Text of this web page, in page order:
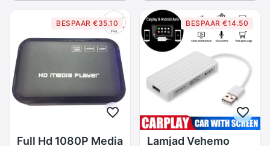
AVI RMVB WMV Full
HD Multimedia
Media Player 4k
Compatibel media
Player Box Met
Afstandsbediening
BESPAAR €35.10
Full Hd 1080P Media
BESPAAR €14.50
Lamjad Vehemo